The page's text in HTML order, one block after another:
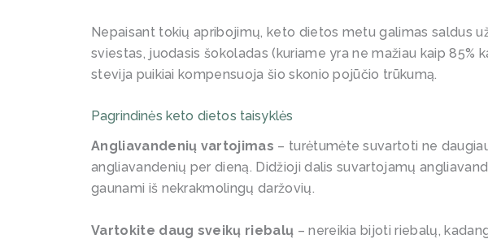
Nepaisant tokių apribojimų, keto dietos metu galimas saldus
sviestas, juodasis šokoladas (kuriame yra ne mažiau kaip 85%
stevija puikiai kompensuoja šio skonio pojūčio trūkumą.
Pagrindinės keto dietos taisyklės
Angliavandenių vartojimas – turėtumėte suvartoti ne
angliavandenių per dieną. Didžioji dalis suvartojamų
gaunami iš nekrakmolingų daržovių.
Vartokite daug sveikų riebalų – nereikia bijoti riebalų,